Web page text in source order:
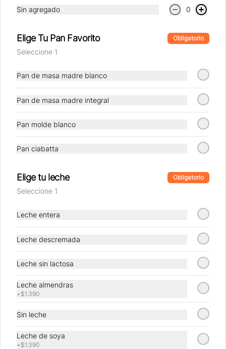
Conócenos
Nosotros
Locales
Términos y condiciones
Instagram
Facebook
Mi cuenta
Pedir
Sin agregado 0
Elige Tu Pan Favorito Obligatorio
Seleccione 1
Pan de masa madre blanco
Pan de masa madre integral
Pan molde blanco
Pan ciabatta
Elige tu leche Obligatorio
Seleccione 1
Leche entera
Leche descremada
Leche sin lactosa
Leche almendras
+$1.390
Sin leche
Leche de soya
+$1.390